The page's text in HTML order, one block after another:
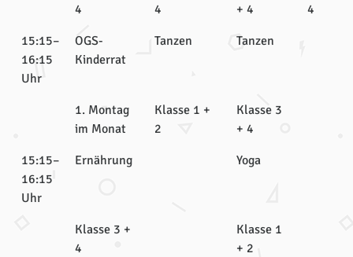
4
4
+ 4
4
15:15–
16:15
Uhr
OGS-
Kinderrat
Tanzen Tanzen
1. Montag
im Monat
Klasse 1 +
2
Klasse 3
+ 4
15:15–
16:15
Uhr
Ernährung Yoga
Klasse 3 +
4
Klasse 1
+ 2